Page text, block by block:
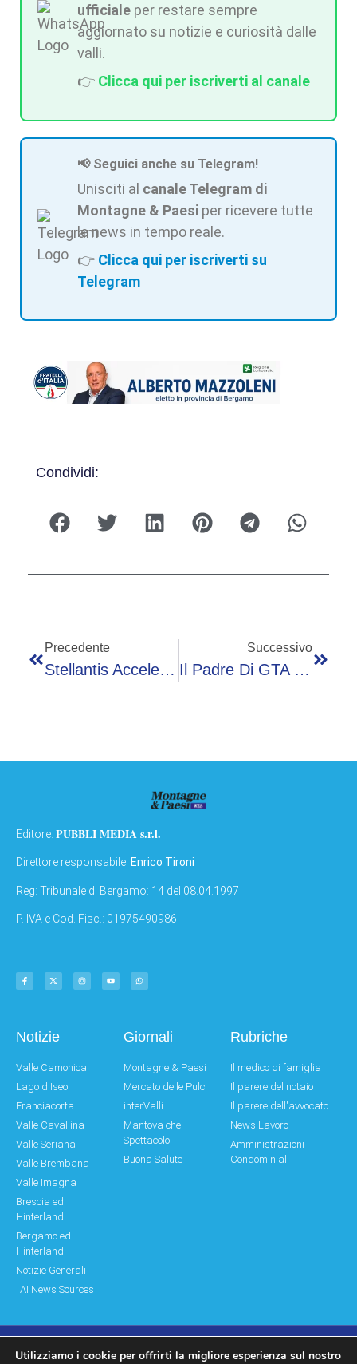
ufficiale per restare sempre
aggiornato su notizie e curiosità dalle
valli.
👉 Clicca qui per iscriverti al canale
📢 Seguici anche su Telegram!
Unisciti al canale Telegram di
Montagne & Paesi per ricevere tutte
le news in tempo reale.
👉 Clicca qui per iscriverti su
Telegram
Condividi:
Precedente
Stellantis Accelera Sul Software Con Qualcomm Per L’auto Del Futuro
Successivo
Il Padre Di GTA Conferma: Grand Theft Auto VI A Novembre Senza Rinvii
Editore: PUBBLI MEDIA s.r.l.
Direttore responsabile: Enrico Tironi
Reg: Tribunale di Bergamo: 14 del 08.04.1997
P. IVA e Cod. Fisc.: 01975490986
Notizie
Valle Camonica
Lago d'Iseo
Franciacorta
Valle Cavallina
Valle Seriana
Valle Brembana
Valle Imagna
Brescia ed
Hinterland
Bergamo ed
Hinterland
Notizie Generali
AI News Sources
Giornali
Montagne & Paesi
Mercato delle Pulci
interValli
Mantova che
Spettacolo!
Buona Salute
Rubriche
Il medico di famiglia
Il parere del notaio
Il parere dell'avvocato
News Lavoro
Amministrazioni
Condominiali
© Copyright 2011 – 2026 Montagne & Paesi
Utilizziamo i cookie per offrirti la migliore esperienza sul nostro